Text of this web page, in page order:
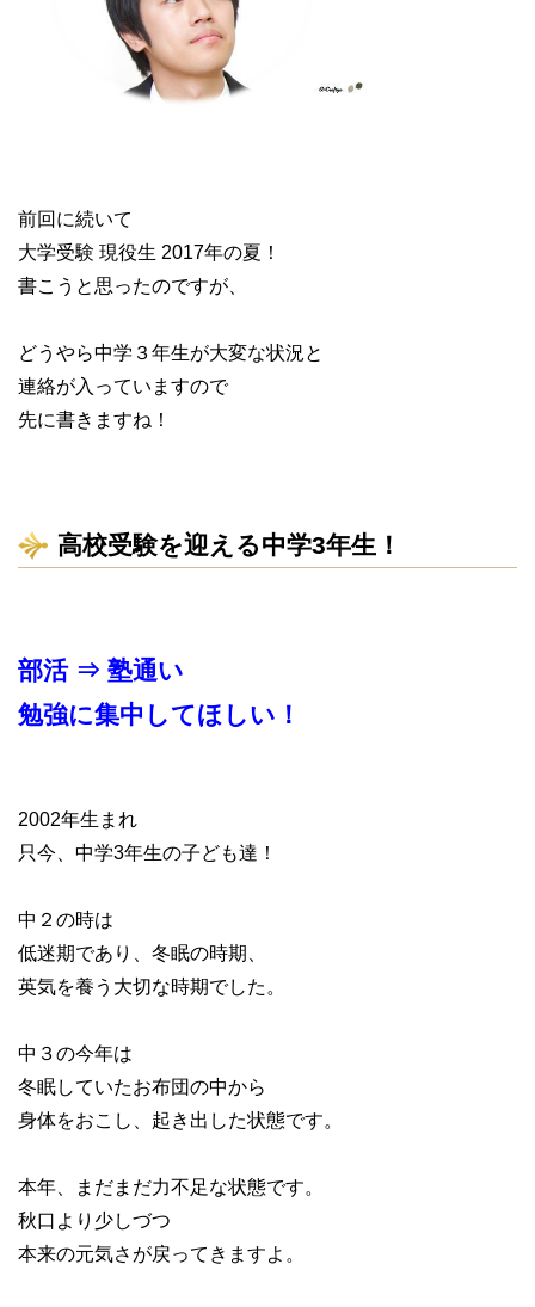
前回に続いて
大学受験 現役生 2017年の夏！
書こうと思ったのですが、
どうやら中学３年生が大変な状況と
連絡が入っていますので
先に書きますね！
高校受験を迎える中学3年生！
部活 ⇒ 塾通い
勉強に集中してほしい！
2002年生まれ
只今、中学3年生の子ども達！
中２の時は
低迷期であり、冬眠の時期、
英気を養う大切な時期でした。
中３の今年は
冬眠していたお布団の中から
身体をおこし、起き出した状態です。
本年、まだまだ力不足な状態です。
秋口より少しづつ
本来の元気さが戻ってきますよ。